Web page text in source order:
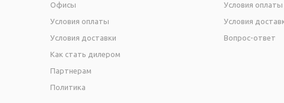
Офисы
Условия оплаты
Условия доставки
Как стать дилером
Партнерам
Политика
Условия оплаты
Условия
Вопрос-ответ